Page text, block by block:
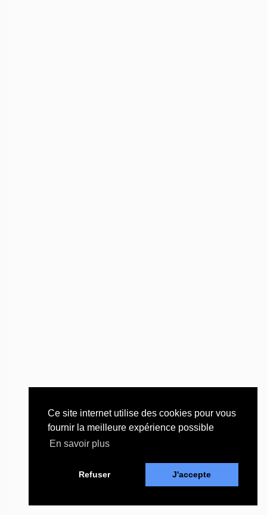
Ce site internet utilise des cookies pour vous
fournir la meilleure expérience possible
En savoir plus
Refuser J'accepte